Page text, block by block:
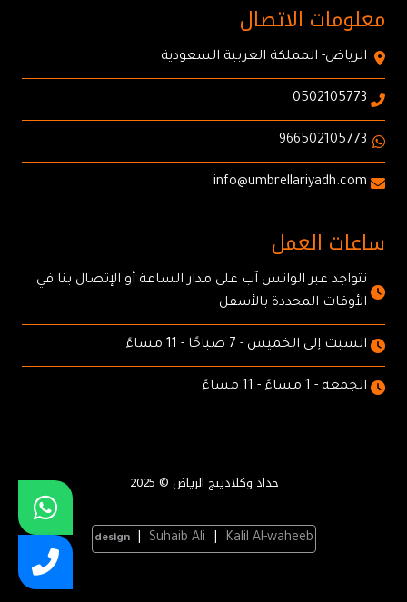
معلومات الاتصال
الرياض- المملكة العربية السعودية
0502105773
966502105773
info@umbrellariyadh.com
ساعات العمل
نتواجد عبر الواتس آب على مدار الساعة أو الإتصال بنا في
الأوقات المحددة بالأسفل
السبت إلى الخميس - 7 صباحًا - 11 مساءً
الجمعة - 1 مساءً - 11 مساءً
حداد وكلادينج الرياض © 2025
design Suhaib Ali Kalil Al-waheeb